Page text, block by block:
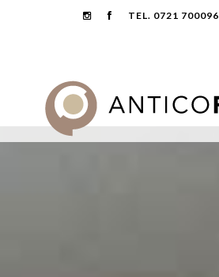
TEL. 0721 700096